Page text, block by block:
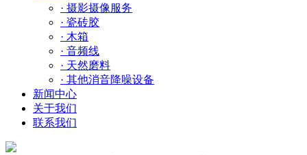
· 摄影摄像服务
· 瓷砖胶
· 木箱
· 音频线
· 天然磨料
· 其他消音降噪设备
新闻中心
关于我们
联系我们